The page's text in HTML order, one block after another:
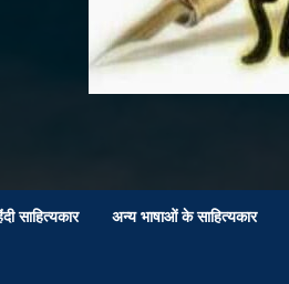
साहित्यकार अन्य भाषाओं के साहित्यकार